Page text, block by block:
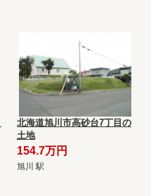
北海道旭川市高砂台7丁目の
土地
154.7万円
旭川 駅